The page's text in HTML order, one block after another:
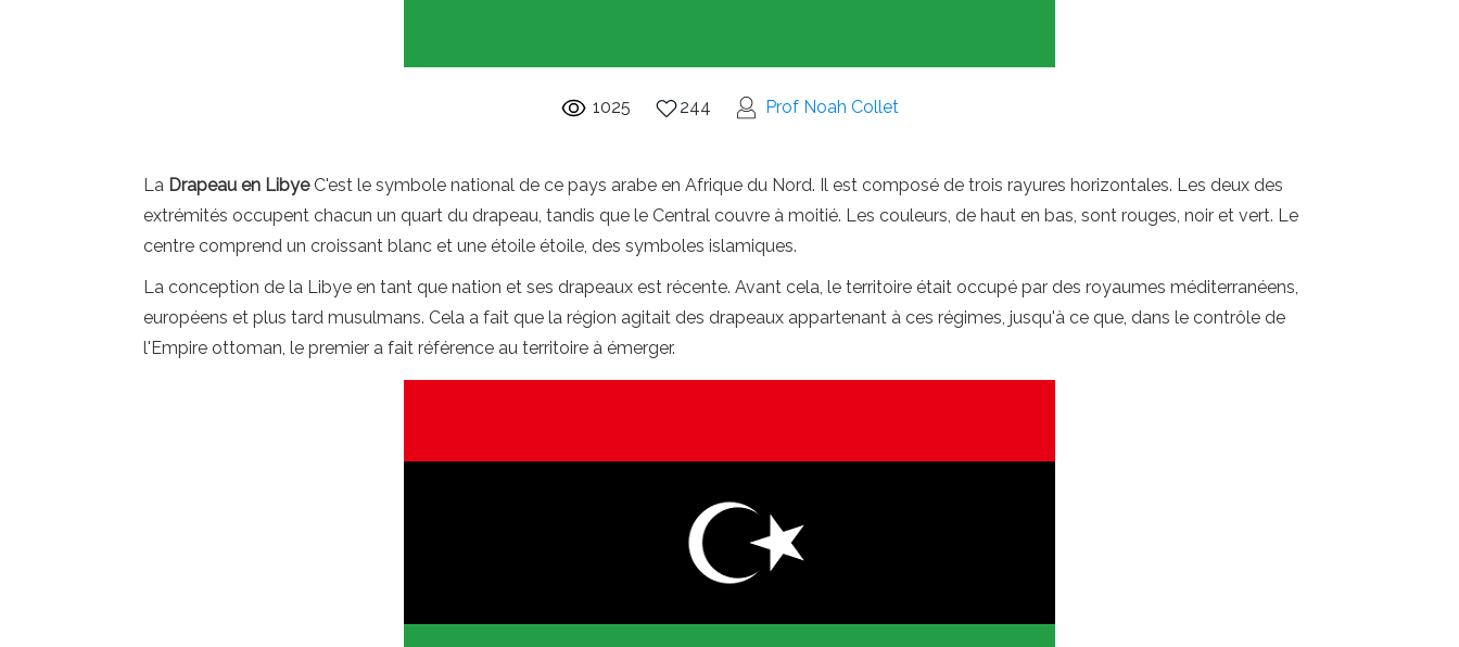
1025 244 Prof Noah Collet
La Drapeau en Libye C'est le symbole national de ce pays arabe en Afrique du Nord. Il est composé de trois rayures horizontales. Les deux des
extrémités occupent chacun un quart du drapeau, tandis que le Central couvre à moitié. Les couleurs, de haut en bas, sont rouges, noir et vert. Le
centre comprend un croissant blanc et une étoile étoile, des symboles islamiques.
La conception de la Libye en tant que nation et ses drapeaux est récente. Avant cela, le territoire était occupé par des royaumes méditerranéens,
européens et plus tard musulmans. Cela a fait que la région agitait des drapeaux appartenant à ces régimes, jusqu'à ce que, dans le contrôle de
l'Empire ottoman, le premier a fait référence au territoire à émerger.